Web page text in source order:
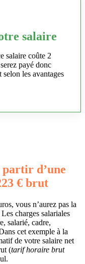
salaire
salaire coûte 2
payé donc
les avantages
partir d’une
€ brut
vous n’aurez pas la
charges salariales
salarié, cadre,
cet exemple à la
de votre salaire net
(tarif horaire brut